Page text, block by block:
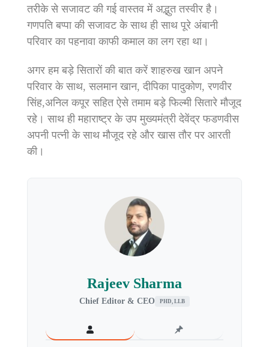
तरीके से सजावट की गई वास्तव में अद्भुत तस्वीर है।
गणपति बप्पा की सजावट के साथ ही साथ पूरे अंबानी
परिवार का पहनावा काफी कमाल का लग रहा था।
अगर हम बड़े सितारों की बात करें शाहरुख खान अपने
परिवार के साथ, सलमान खान, दीपिका पादुकोण, रणवीर
सिंह,अनिल कपूर सहित ऐसे तमाम बड़े फिल्मी सितारे मौजूद
रहे। साथ ही महाराष्ट्र के उप मुख्यमंत्री देवेंद्र फडणवीस
अपनी पत्नी के साथ मौजूद रहे और खास तौर पर आरती
की।
Rajeev Sharma
Chief Editor & CEO PHD, LLB